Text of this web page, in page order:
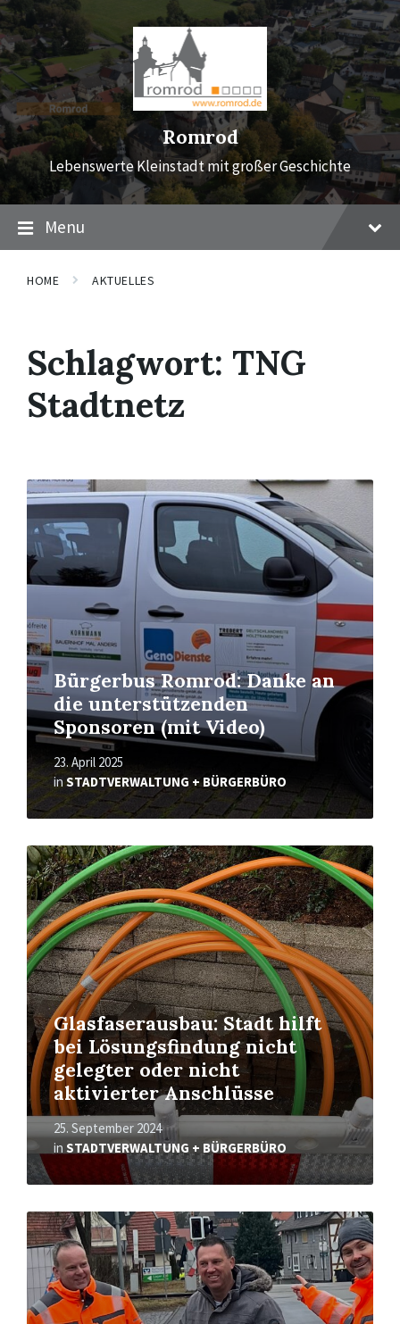
Skip
to
content
Skip
to
main
navigation
Skip
to
footer
Romrod
Lebenswerte Kleinstadt mit großer Geschichte
Menu
HOME AKTUELLES
Schlagwort: TNG
Stadtnetz
Bürgerbus Romrod: Danke an
die unterstützenden
Sponsoren (mit Video)
23. April 2025
in STADTVERWALTUNG + BÜRGERBÜRO
Read
More
Glasfaserausbau: Stadt hilft
bei Lösungsfindung nicht
gelegter oder nicht
aktivierter Anschlüsse
25. September 2024
in STADTVERWALTUNG + BÜRGERBÜRO
Read
More
Read
More